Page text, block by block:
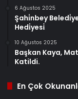
6 Ağustos 2025
Şahi̇nbey
Hedi̇yesi̇
10 Ağustos 2025
Başkan Kaya,
Katildi.
En Çok